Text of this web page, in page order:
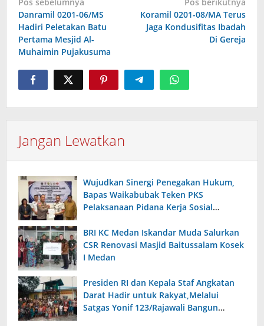
pos
Danramil 0201-06/MS
Hadiri Peletakan Batu
Pertama Mesjid Al-
Muhaimin Pujakusuma
Koramil 0201-08/MA Terus
Jaga Kondusifitas Ibadah
Di Gereja
Jangan Lewatkan
Wujudkan Sinergi Penegakan Hukum,
Bapas Waikabubak Teken PKS
Pelaksanaan Pidana Kerja Sosial
BRI KC Medan Iskandar Muda Salurkan
CSR Renovasi Masjid Baitussalam Kosek
I Medan
Presiden RI dan Kepala Staf Angkatan
Darat Hadir untuk Rakyat,Melalui
Satgas Yonif 123/Rajawali Bangun